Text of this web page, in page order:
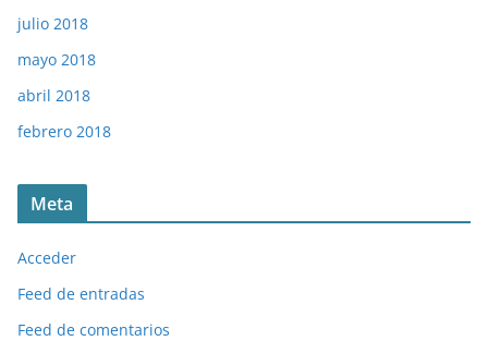
julio 2018
mayo 2018
abril 2018
febrero 2018
Meta
Acceder
Feed de entradas
Feed de comentarios